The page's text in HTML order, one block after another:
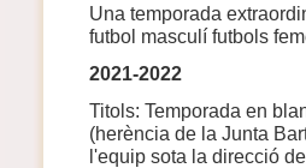
Una temporada
futbol masculí futbols
2021-2022
Titols: Temporada en
(herència de la Junta
l'equip sota la direcció